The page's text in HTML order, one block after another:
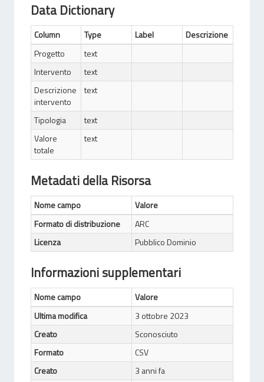
Data Dictionary
Column Type Label
Descrizione
Progetto
text
Intervento
text
Descrizione
intervento
text
Tipologia
text
Valore
totale
text
Metadati della Risorsa
Nome campo
Valore
Formato di distribuzione
ARC
Licenza
Pubblico Dominio
Informazioni supplementari
Nome campo
Valore
Ultima modifica
3 ottobre 2023
Creato
Sconosciuto
Formato
CSV
Creato
3 anni fa